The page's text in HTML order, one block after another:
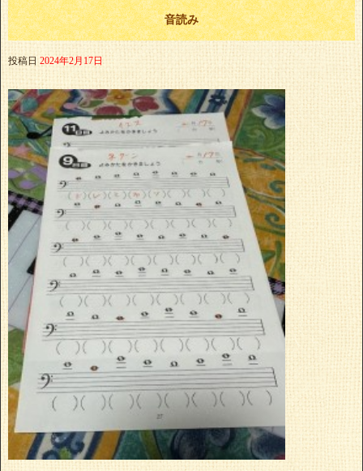
音読み
投稿日 2024年2月17日